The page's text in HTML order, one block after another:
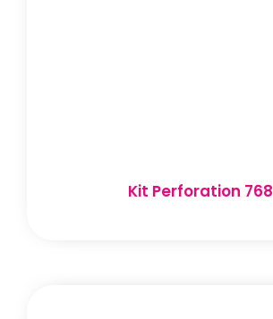
Kit Perforation 768